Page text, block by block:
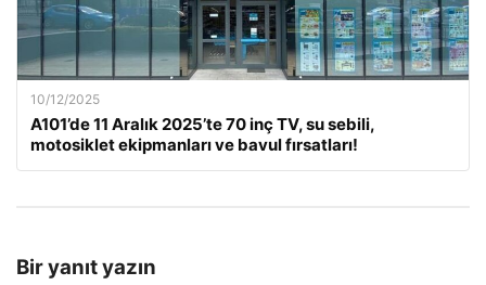
10/12/2025
A101’de 11 Aralık 2025’te 70 inç TV, su sebili,
motosiklet ekipmanları ve bavul fırsatları!
Bir yanıt yazın